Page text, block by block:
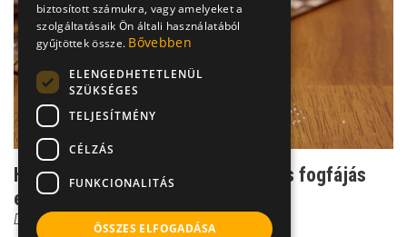
Használhat-e a sós vizes öblögetés fogfájás
ellen?
Dr. Dabasi András
biztosított számukra, vagy amelyeket a
szolgáltatásaik Ön általi használatából
gyűjtöttek össze. Bővebben
ELENGEDHETETLENÜL
SZÜKSÉGES
TELJESÍTMÉNY
CÉLZÁS
FUNKCIONALITÁS
ÖSSZES ELFOGADÁSA